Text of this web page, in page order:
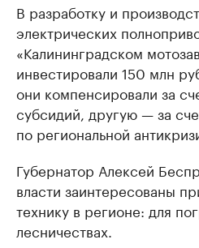
В разработку и
электрических
«Калининградском
инвестировали 150 млн
они компенсировали за
субсидий, другую — за
по региональной
Губернатор Алексей
власти заинтересованы
технику в регионе: для
лесничествах.